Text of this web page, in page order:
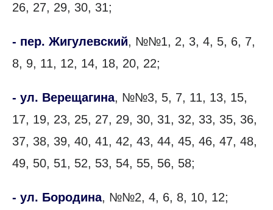
26, 27, 29, 30, 31;
- пер. Жигулевский, №№1, 2, 3, 4, 5, 6, 7,
8, 9, 11, 12, 14, 18, 20, 22;
- ул. Верещагина, №№3, 5, 7, 11, 13, 15,
17, 19, 23, 25, 27, 29, 30, 31, 32, 33, 35, 36,
37, 38, 39, 40, 41, 42, 43, 44, 45, 46, 47, 48,
49, 50, 51, 52, 53, 54, 55, 56, 58;
- ул. Бородина, №№2, 4, 6, 8, 10, 12;